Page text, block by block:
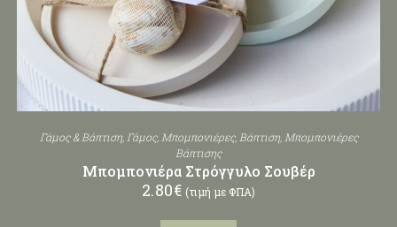
Γάμος & Βάπτιση,Γάμος,Μπομπονιέρες,Βάπτιση,Μπομπονιέρες
Βάπτισης
Μπομπονιέρα Στρόγγυλο Σουβέρ
2.80€ (τιμή με ΦΠΑ)